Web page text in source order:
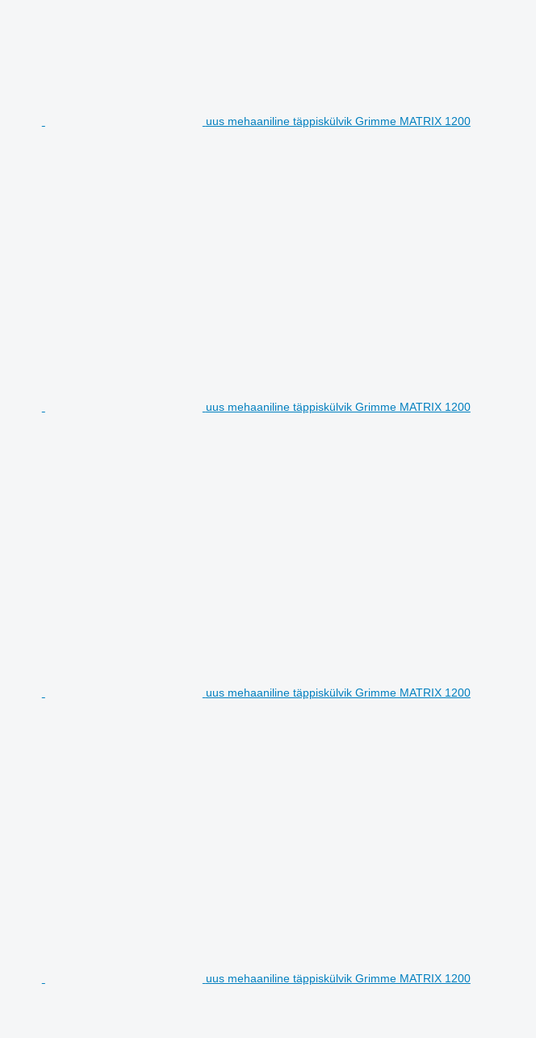
uus mehaaniline täppiskülvik Grimme MATRIX 1200
uus mehaaniline täppiskülvik Grimme MATRIX 1200
uus mehaaniline täppiskülvik Grimme MATRIX 1200
uus mehaaniline täppiskülvik Grimme MATRIX 1200